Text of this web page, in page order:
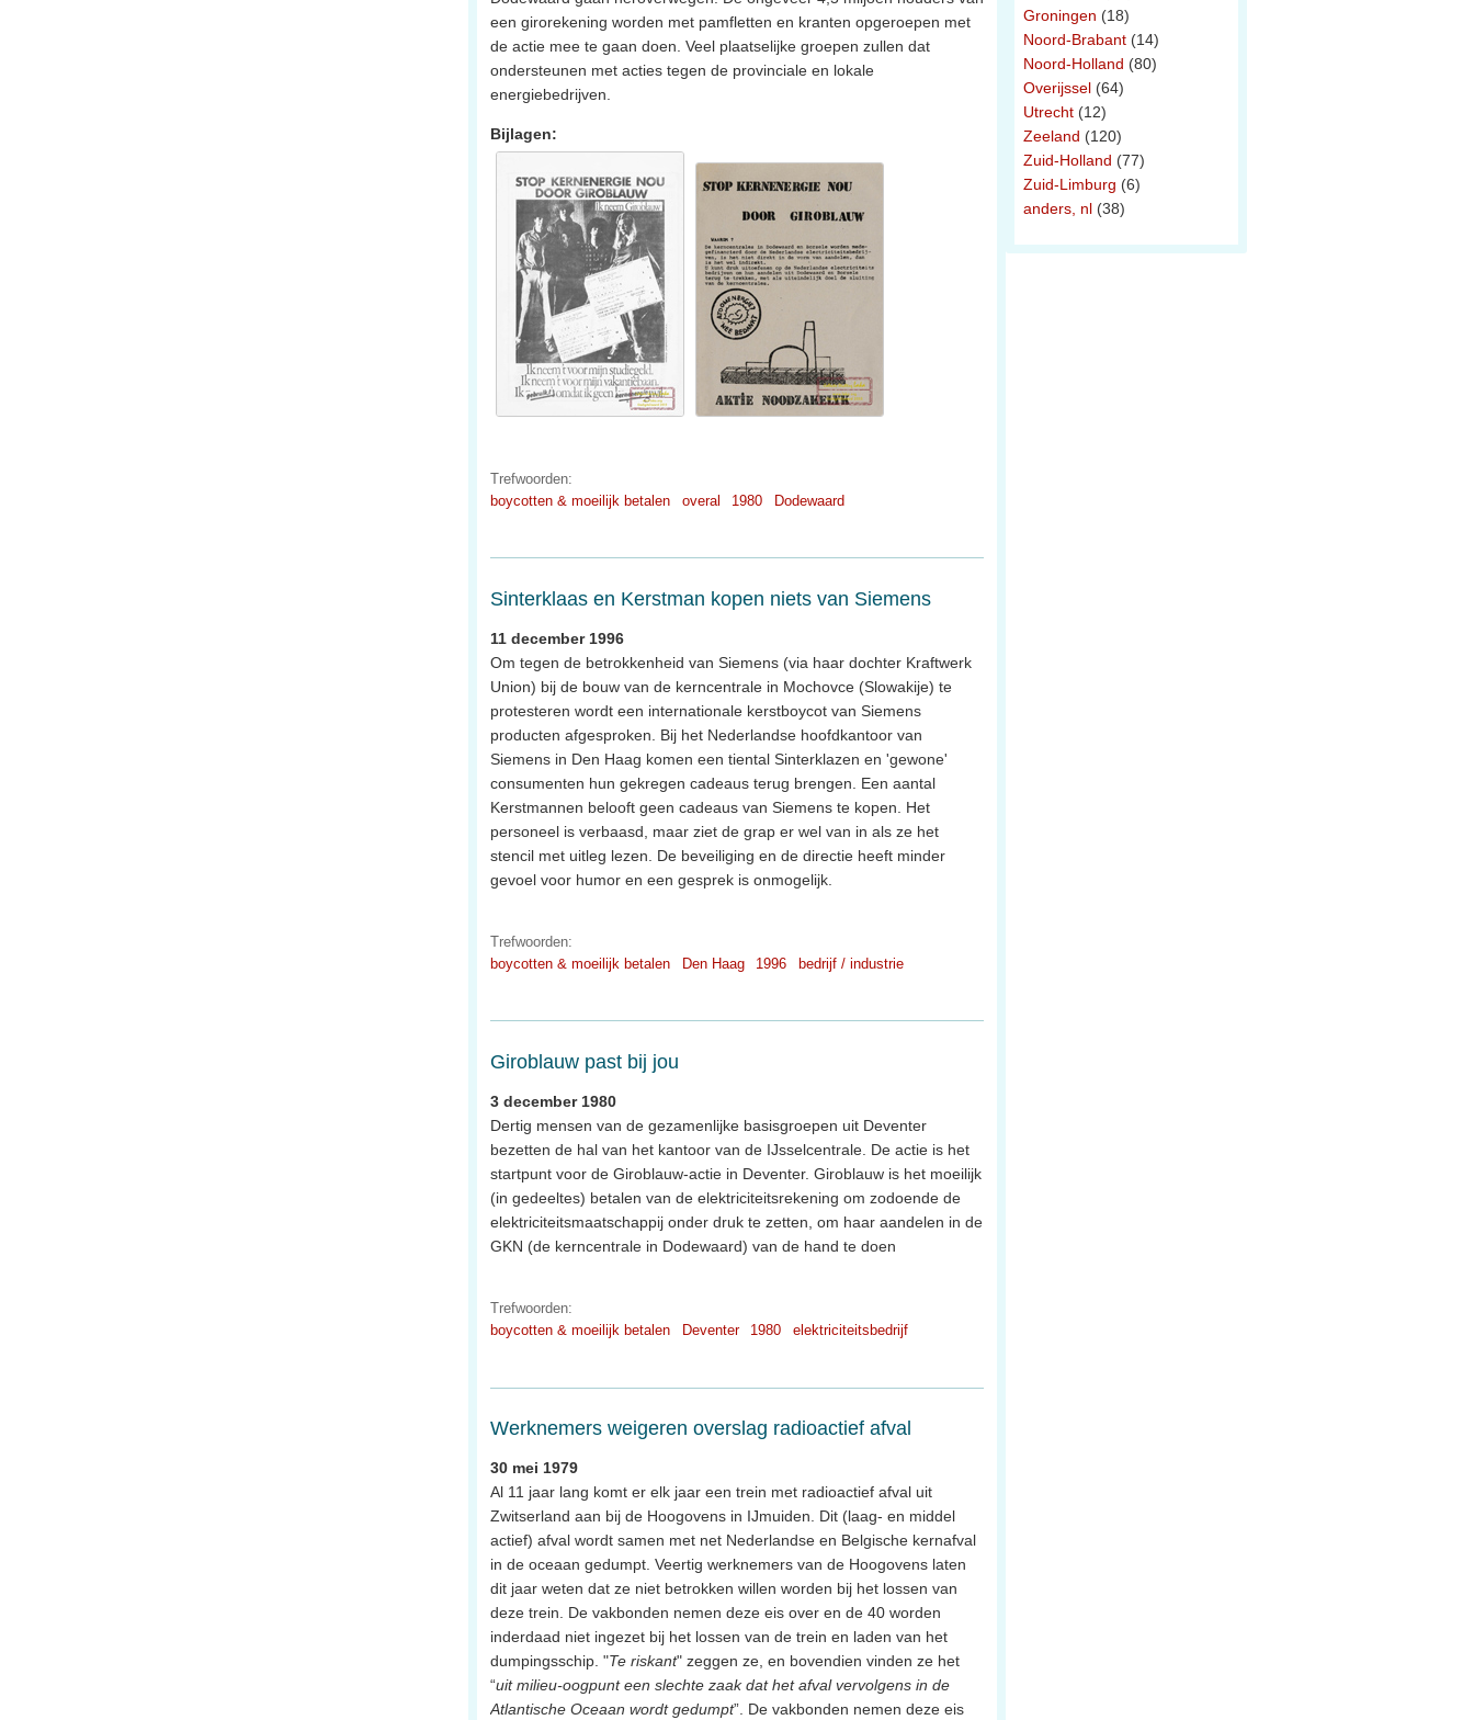
een girorekening worden met pamfletten en kranten opgeroepen met
de actie mee te gaan doen. Veel plaatselijke groepen zullen dat
ondersteunen met acties tegen de provinciale en lokale
energiebedrijven.
Bijlagen:
Trefwoorden:
boycotten & moeilijk betalen
overal 1980 Dodewaard
Sinterklaas en Kerstman kopen niets van Siemens
11 december 1996
Om tegen de betrokkenheid van Siemens (via haar dochter Kraftwerk
Union) bij de bouw van de kerncentrale in Mochovce (Slowakije) te
protesteren wordt een internationale kerstboycot van Siemens
producten afgesproken. Bij het Nederlandse hoofdkantoor van
Siemens in Den Haag komen een tiental Sinterklazen en 'gewone'
consumenten hun gekregen cadeaus terug brengen. Een aantal
Kerstmannen belooft geen cadeaus van Siemens te kopen. Het
personeel is verbaasd, maar ziet de grap er wel van in als ze het
stencil met uitleg lezen. De beveiliging en de directie heeft minder
gevoel voor humor en een gesprek is onmogelijk.
Trefwoorden:
boycotten & moeilijk betalen
Den Haag 1996 bedrijf / industrie
Giroblauw past bij jou
3 december 1980
Dertig mensen van de gezamenlijke basisgroepen uit Deventer
bezetten de hal van het kantoor van de IJsselcentrale. De actie is het
startpunt voor de Giroblauw-actie in Deventer. Giroblauw is het moeilijk
(in gedeeltes) betalen van de elektriciteitsrekening om zodoende de
elektriciteitsmaatschappij onder druk te zetten, om haar aandelen in de
GKN (de kerncentrale in Dodewaard) van de hand te doen
Trefwoorden:
boycotten & moeilijk betalen
Deventer 1980 elektriciteitsbedrijf
Werknemers weigeren overslag radioactief afval
30 mei 1979
Al 11 jaar lang komt er elk jaar een trein met radioactief afval uit
Zwitserland aan bij de Hoogovens in IJmuiden. Dit (laag- en middel
actief) afval wordt samen met net Nederlandse en Belgische kernafval
in de oceaan gedumpt. Veertig werknemers van de Hoogovens laten
dit jaar weten dat ze niet betrokken willen worden bij het lossen van
deze trein. De vakbonden nemen deze eis over en de 40 worden
inderdaad niet ingezet bij het lossen van de trein en laden van het
dumpingsschip. "Te riskant" zeggen ze, en bovendien vinden ze het
“uit milieu-oogpunt een slechte zaak dat het afval vervolgens in de
Atlantische Oceaan wordt gedumpt”. De vakbonden nemen deze eis
Groningen (18)
Noord-Brabant (14)
Noord-Holland (80)
Overijssel (64)
Utrecht (12)
Zeeland (120)
Zuid-Holland (77)
Zuid-Limburg (6)
anders, nl (38)